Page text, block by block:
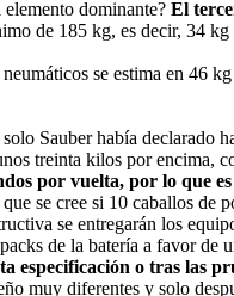
dominante? El
de 185 kg, es decir, 34
se estima en
Sauber había
treinta kilos por encima,
por vuelta, por lo que
se cree si 10 caballos de
se entregarán los
de la batería a favor de
especificación o tras las
muy diferentes y solo